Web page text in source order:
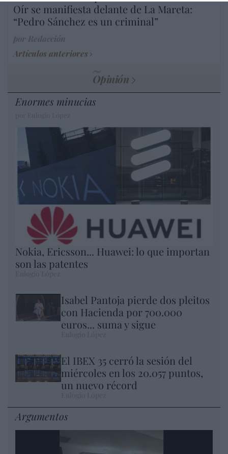
Oír se manifiesta delante de La Mareta:
“Pedro Sánchez es un criminal”
Artículos anteriores
Opinión
Enormes minucias
Nokia, Ericsson... Huawei: lo que importan
son las patentes
Isabel Pantoja pierde dos pleitos
con Hacienda por 700.000
euros... suma y sigue
El IBEX 35 cerró la sesión del
miércoles en los 20.057 puntos,
un nuevo récord
Argumentos